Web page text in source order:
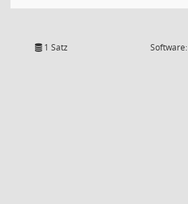
1 Satz Software: